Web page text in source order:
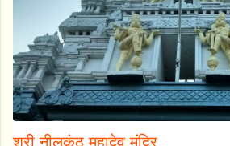
श्री नीलकंठ महादेव मंदिर